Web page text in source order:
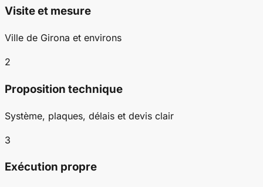
Visite et mesure
Ville de Girona et environs
2
Proposition technique
Système, plaques, délais et devis clair
3
Exécution propre